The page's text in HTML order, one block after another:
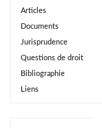
Articles
Documents
Jurisprudence
Questions de droit
Bibliographie
Liens